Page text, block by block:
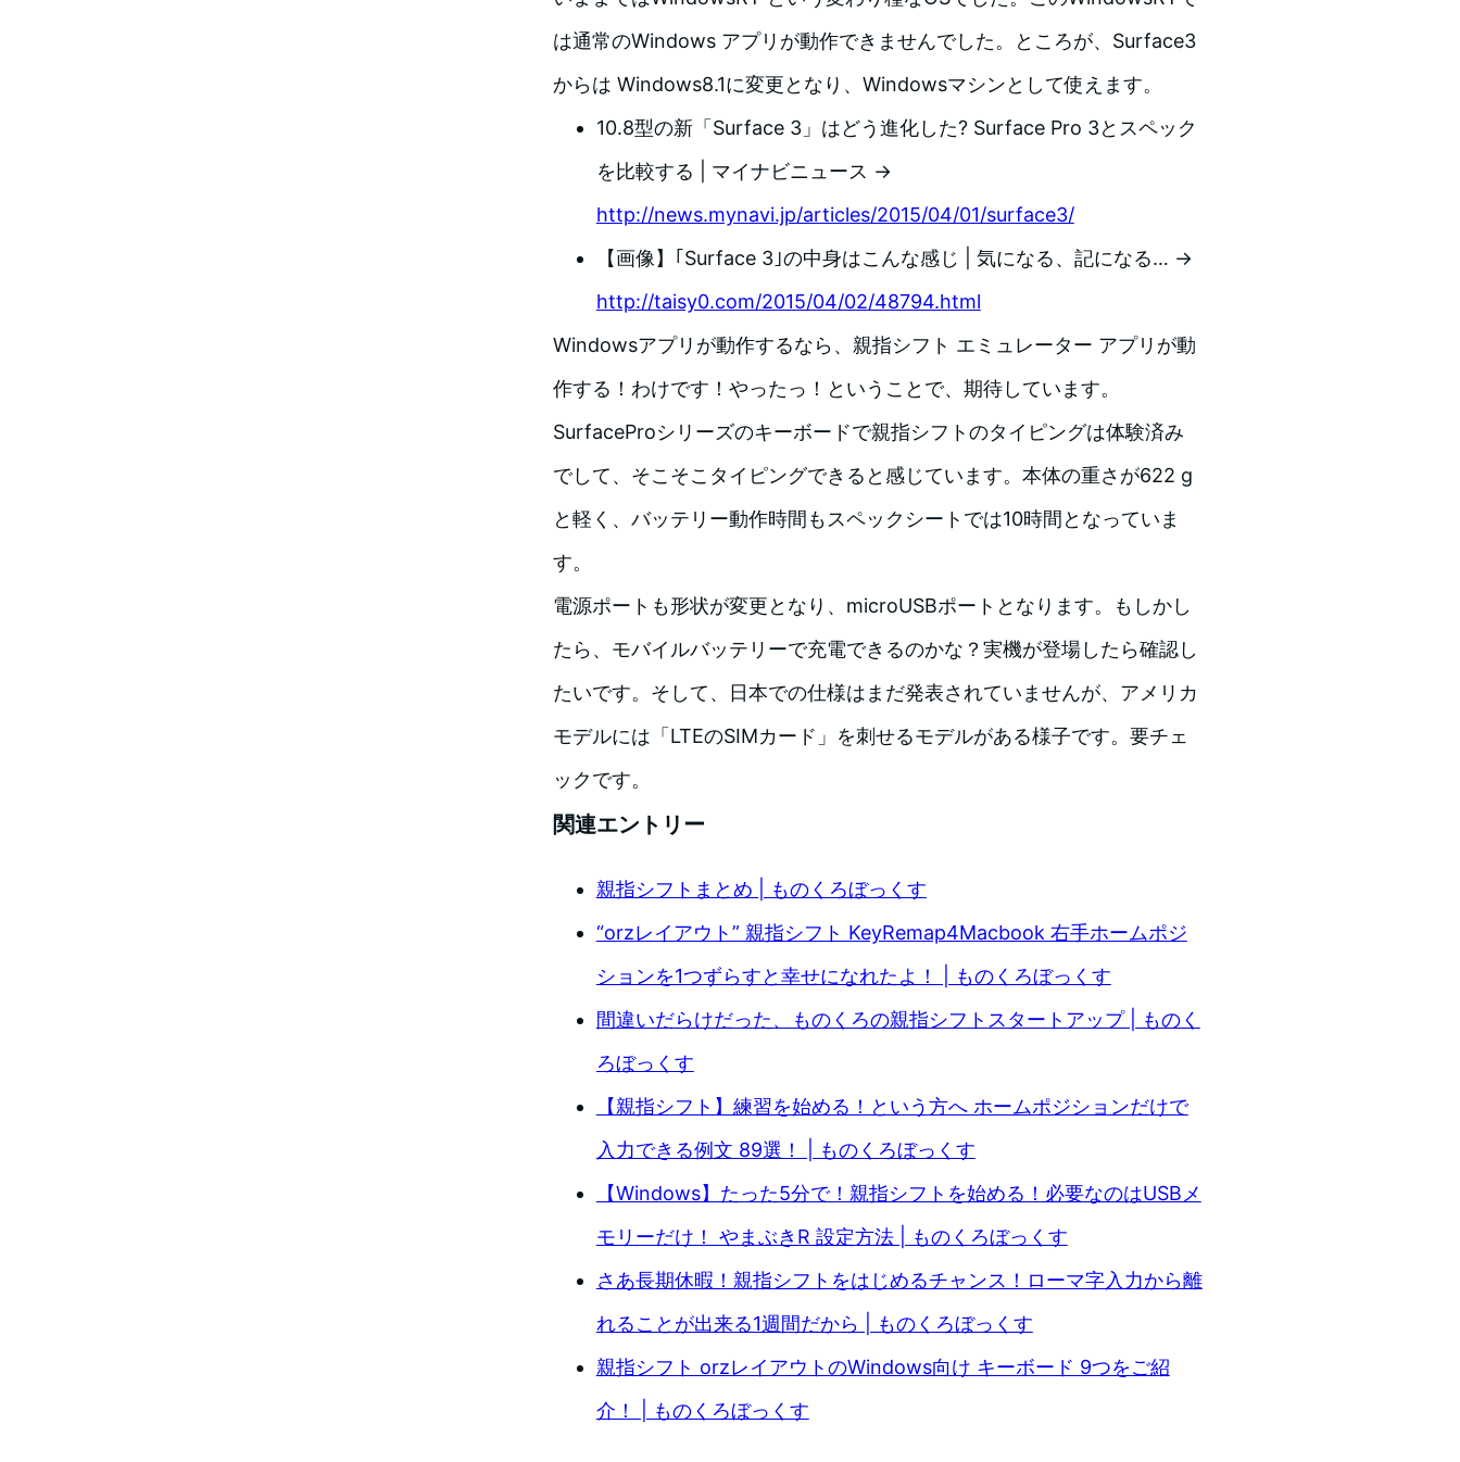
は通常のWindows アプリが動作できませんでした。ところが、Surface3
からは Windows8.1に変更となり、Windowsマシンとして使えます。
10.8型の新「Surface 3」はどう進化した? Surface Pro 3とスペック
を比較する | マイナビニュース →
http://news.mynavi.jp/articles/2015/04/01/surface3/
【画像】｢Surface 3｣の中身はこんな感じ | 気になる、記になる… →
http://taisy0.com/2015/04/02/48794.html
Windowsアプリが動作するなら、親指シフト エミュレーター アプリが動
作する！わけです！やったっ！ということで、期待しています。
SurfaceProシリーズのキーボードで親指シフトのタイピングは体験済み
でして、そこそこタイピングできると感じています。本体の重さが622 g
と軽く、バッテリー動作時間もスペックシートでは10時間となっていま
す。
電源ポートも形状が変更となり、microUSBポートとなります。もしかし
たら、モバイルバッテリーで充電できるのかな？実機が登場したら確認し
たいです。そして、日本での仕様はまだ発表されていませんが、アメリカ
モデルには「LTEのSIMカード」を刺せるモデルがある様子です。要チェ
ックです。
関連エントリー
親指シフトまとめ | ものくろぼっくす
“orzレイアウト” 親指シフト KeyRemap4Macbook 右手ホームポジ
ションを1つずらすと幸せになれたよ！ | ものくろぼっくす
間違いだらけだった、ものくろの親指シフトスタートアップ | ものく
ろぼっくす
【親指シフト】練習を始める！という方へ ホームポジションだけで
入力できる例文 89選！ | ものくろぼっくす
【Windows】たった5分で！親指シフトを始める！必要なのはUSBメ
モリーだけ！ やまぶきR 設定方法 | ものくろぼっくす
さあ長期休暇！親指シフトをはじめるチャンス！ローマ字入力から離
れることが出来る1週間だから | ものくろぼっくす
親指シフト orzレイアウトのWindows向け キーボード 9つをご紹
介！ | ものくろぼっくす